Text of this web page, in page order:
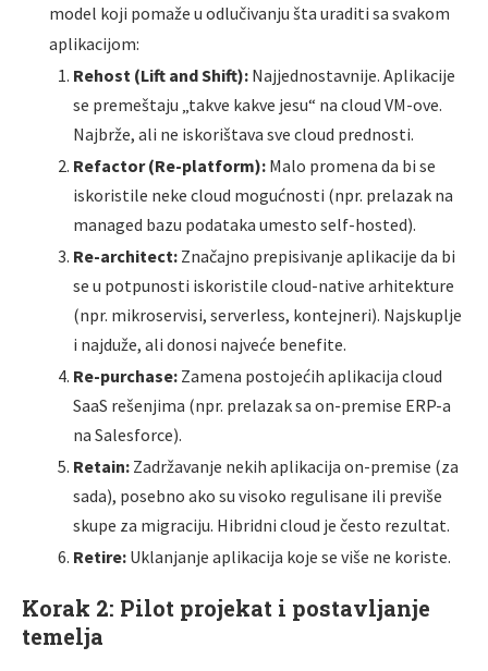
model koji pomaže u odlučivanju šta uraditi sa svakom
aplikacijom:
Rehost (Lift and Shift): Najjednostavnije. Aplikacije
se premeštaju „takve kakve jesu“ na cloud VM-ove.
Najbrže, ali ne iskorištava sve cloud prednosti.
Refactor (Re-platform): Malo promena da bi se
iskoristile neke cloud mogućnosti (npr. prelazak na
managed bazu podataka umesto self-hosted).
Re-architect: Značajno prepisivanje aplikacije da bi
se u potpunosti iskoristile cloud-native arhitekture
(npr. mikroservisi, serverless, kontejneri). Najskuplje
i najduže, ali donosi najveće benefite.
Re-purchase: Zamena postojećih aplikacija cloud
SaaS rešenjima (npr. prelazak sa on-premise ERP-a
na Salesforce).
Retain: Zadržavanje nekih aplikacija on-premise (za
sada), posebno ako su visoko regulisane ili previše
skupe za migraciju. Hibridni cloud je često rezultat.
Retire: Uklanjanje aplikacija koje se više ne koriste.
Korak 2: Pilot projekat i postavljanje
temelja